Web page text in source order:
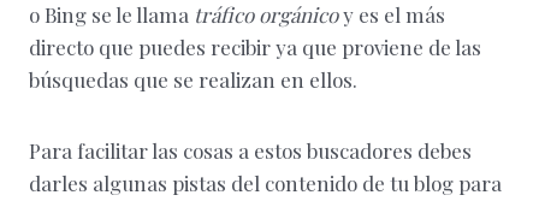
o Bing se le llama tráfico orgánicoy es el más
directo que puedes recibir ya que proviene de las
búsquedas que se realizan en ellos.
Para facilitar las cosas a estos buscadores debes
darles algunas pistas del contenido de tu blog para